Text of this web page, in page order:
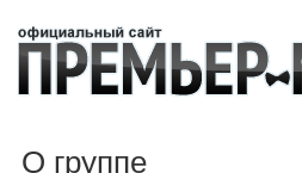
О группе